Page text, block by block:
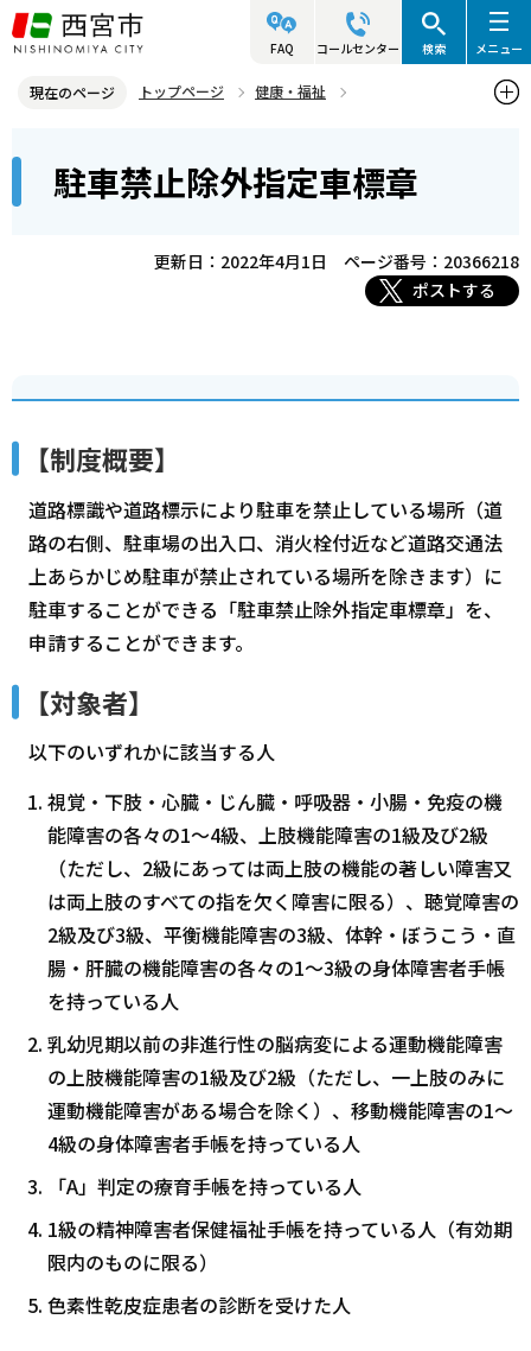
こ
の
ジ
先
FAQ コールセンター 検索 メニュー
現在のページ トップページ
健康・福祉
駐車禁止除外指定車標章
こ
駐車禁止除外指定車標章
更新日：2022年4月1日
ページ番号：20366218
ポストする
【制度概要】
道路標識や道路標示により駐車を禁止している場所（道
路の右側、駐車場の出入口、消火栓付近など道路交通法
上あらかじめ駐車が禁止されている場所を除きます）に
駐車することができる「駐車禁止除外指定車標章」を、
申請することができます。
【対象者】
以下のいずれかに該当する人
視覚・下肢・心臓・じん臓・呼吸器・小腸・免疫の機
能障害の各々の1～4級、上肢機能障害の1級及び2級
（ただし、2級にあっては両上肢の機能の著しい障害又
は両上肢のすべての指を欠く障害に限る）、聴覚障害の
2級及び3級、平衡機能障害の3級、体幹・ぼうこう・直
腸・肝臓の機能障害の各々の1～3級の身体障害者手帳
を持っている人
乳幼児期以前の非進行性の脳病変による運動機能障害
の上肢機能障害の1級及び2級（ただし、一上肢のみに
運動機能障害がある場合を除く）、移動機能障害の1～
4級の身体障害者手帳を持っている人
「A」判定の療育手帳を持っている人
1級の精神障害者保健福祉手帳を持っている人（有効期
限内のものに限る）
色素性乾皮症患者の診断を受けた人